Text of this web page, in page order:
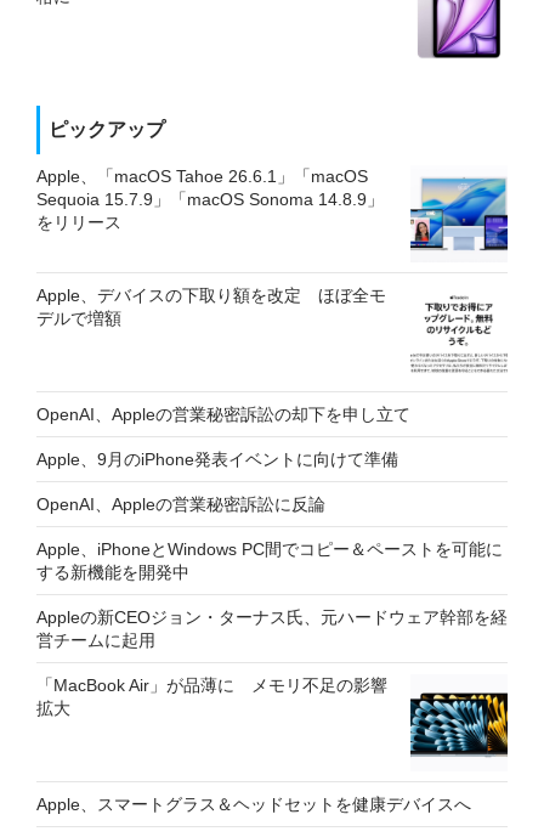
ピックアップ
Apple、「macOS Tahoe 26.6.1」「macOS
Sequoia 15.7.9」「macOS Sonoma 14.8.9」
をリリース
Apple、デバイスの下取り額を改定 ほぼ全モ
デルで増額
OpenAI、Appleの営業秘密訴訟の却下を申し立て
Apple、9月のiPhone発表イベントに向けて準備
OpenAI、Appleの営業秘密訴訟に反論
Apple、iPhoneとWindows PC間でコピー＆ペーストを可能に
する新機能を開発中
Appleの新CEOジョン・ターナス氏、元ハードウェア幹部を経
営チームに起用
「MacBook Air」が品薄に メモリ不足の影響
拡大
Apple、スマートグラス＆ヘッドセットを健康デバイスへ